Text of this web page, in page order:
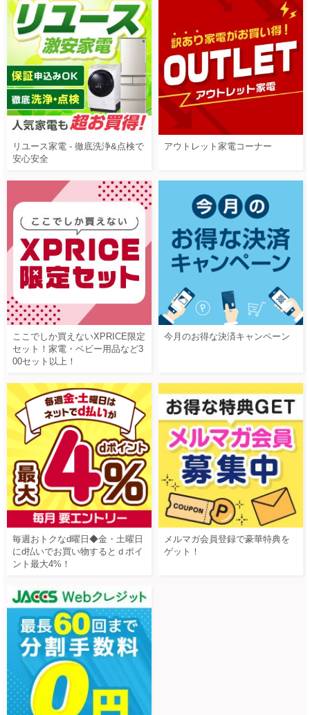
リユース家電 - 徹底洗浄&点検で
安心安全
アウトレット家電コーナー
ここでしか買えないXPRICE限定
セット！家電・ベビー用品など3
00セット以上！
今月のお得な決済キャンペーン
毎週おトクなd曜日◆金・土曜日
にd払いでお買い物するとｄポイ
ント最大4%！
メルマガ会員登録で豪華特典を
ゲット！